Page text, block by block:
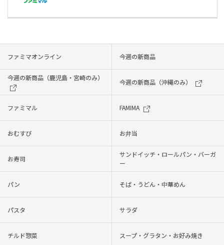
ファミマオンライン 今週の新商品
今週の新商品（鹿児島・宮崎のみ）
今週の新商品（沖縄のみ）
ファミマル FAMIMA
おむすび お弁当
お寿司
サンドイッチ・ロールパン・バーガ
ー
パン そば・うどん・中華めん
パスタ サラダ
チルド惣菜 スープ・グラタン・お好み焼き